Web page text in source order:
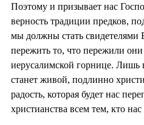
Поэтому и призывает нас
верность традиции предков,
мы должны стать свидетелями
пережить то, что пережили они
иерусалимской горнице. Лишь
станет живой, подлинно
радость, которая будет нас
христианства всем тем, кто нас